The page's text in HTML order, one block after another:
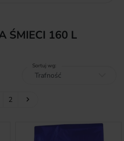
ŚMIECI 160 L
Sortuj wg:
2 Następny
